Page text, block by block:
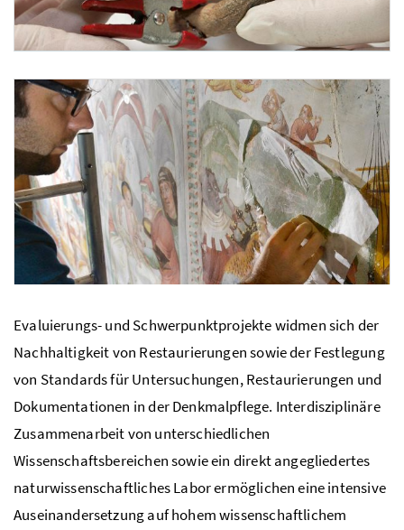
Foto 2: Bundesdenkmalamt
Foto 3: Bundesdenkmalamt
Evaluierungs- und Schwerpunktprojekte widmen sich der
Nachhaltigkeit von Restaurierungen sowie der Festlegung
von Standards für Untersuchungen, Restaurierungen und
Dokumentationen in der Denkmalpflege. Interdisziplinäre
Zusammenarbeit von unterschiedlichen
Wissenschaftsbereichen sowie ein direkt angegliedertes
naturwissenschaftliches Labor ermöglichen eine intensive
Auseinandersetzung auf hohem wissenschaftlichem